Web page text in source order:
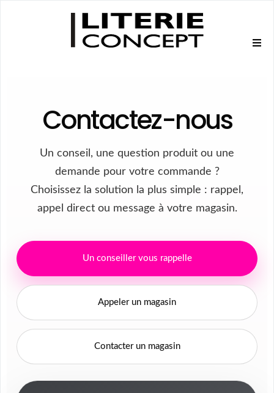
Contactez-nous
Un conseil, une question produit ou une
demande pour votre commande ?
Choisissez la solution la plus simple : rappel,
appel direct ou message à votre magasin.
Un conseiller vous rappelle
Appeler un magasin
Contacter un magasin